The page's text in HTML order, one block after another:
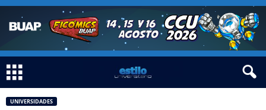
UNIVERSIDADES